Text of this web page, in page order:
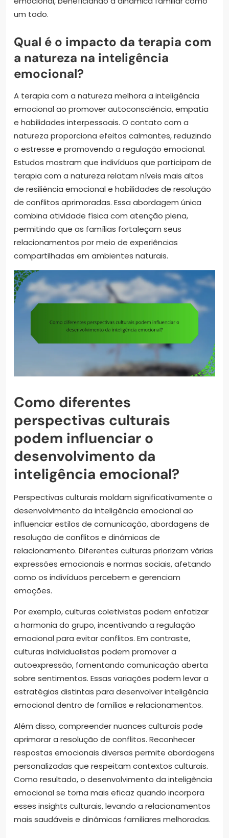
um todo.
Qual é o impacto da terapia com
a natureza na inteligência
emocional?
A terapia com a natureza melhora a inteligência
emocional ao promover autoconsciência, empatia
e habilidades interpessoais. O contato com a
natureza proporciona efeitos calmantes, reduzindo
o estresse e promovendo a regulação emocional.
Estudos mostram que indivíduos que participam de
terapia com a natureza relatam níveis mais altos
de resiliência emocional e habilidades de resolução
de conflitos aprimoradas. Essa abordagem única
combina atividade física com atenção plena,
permitindo que as famílias fortaleçam seus
relacionamentos por meio de experiências
compartilhadas em ambientes naturais.
Como diferentes
perspectivas culturais
podem influenciar o
desenvolvimento da
inteligência emocional?
Perspectivas culturais moldam significativamente o
desenvolvimento da inteligência emocional ao
influenciar estilos de comunicação, abordagens de
resolução de conflitos e dinâmicas de
relacionamento. Diferentes culturas priorizam várias
expressões emocionais e normas sociais, afetando
como os indivíduos percebem e gerenciam
emoções.
Por exemplo, culturas coletivistas podem enfatizar
a harmonia do grupo, incentivando a regulação
emocional para evitar conflitos. Em contraste,
culturas individualistas podem promover a
autoexpressão, fomentando comunicação aberta
sobre sentimentos. Essas variações podem levar a
estratégias distintas para desenvolver inteligência
emocional dentro de famílias e relacionamentos.
Além disso, compreender nuances culturais pode
aprimorar a resolução de conflitos. Reconhecer
respostas emocionais diversas permite abordagens
personalizadas que respeitam contextos culturais.
Como resultado, o desenvolvimento da inteligência
emocional se torna mais eficaz quando incorpora
esses insights culturais, levando a relacionamentos
mais saudáveis e dinâmicas familiares melhoradas.